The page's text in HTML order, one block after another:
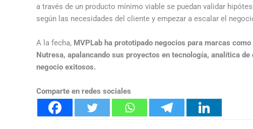
a través de un producto mínimo viable se puedan validar
según las necesidades del cliente y empezar a escalar el
A la fecha, MVPLab ha prototipado negocios para marcas
Nutresa, apalancando sus proyectos en tecnología, analítica
negocio exitosos.
Comparte en redes sociales